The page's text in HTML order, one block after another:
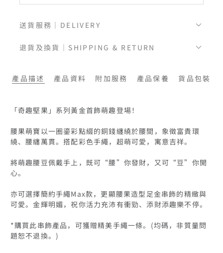
送貨服務｜DELIVERY
退貨及換貨｜SHIPPING & RETURN
產品描述 產品資料 附加服務 產品保養 貨品包裝
「奇趣堅果」系列黃金首飾萌趣登場！
腰果萌寶以一圈鎏彩點綴的銅錢纏繞於腰間，象徵富貴環
繞、腰纏萬貫。搭配彩色手繩，超萌可愛，寓意吉祥。
將萌趣腰豆佩戴手上，既可“腰”你發財，又可“豆”你開
心。
亦可選擇簡約手繩Max款，更顯腰果造型足金串飾的精緻與
可愛。金輝明媚，祝你活力充沛有衝勁、添財添趣樂不停。
*購買此串飾產品，可獲贈精美手繩一條。(均碼，非質量問
題恕不退換。)